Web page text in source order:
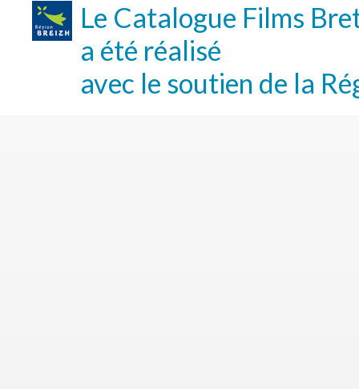
Le Catalogue Films
a été réalisé
avec le soutien de la